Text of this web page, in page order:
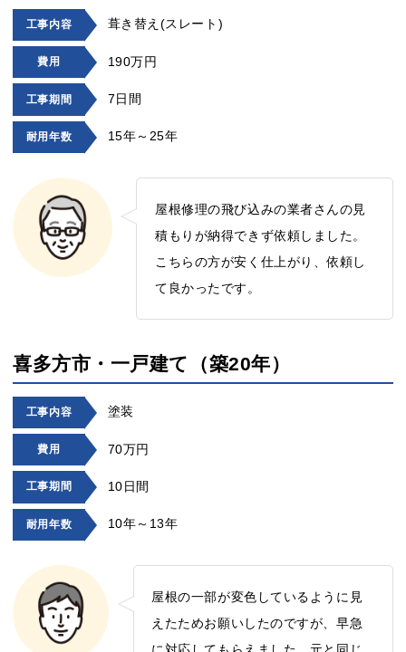
工事内容 葺き替え(スレート)
費用 190万円
工事期間 7日間
耐用年数 15年～25年
屋根修理の飛び込みの業者さんの見
積もりが納得できず依頼しました。
こちらの方が安く仕上がり、依頼し
て良かったです。
喜多方市・一戸建て（築20年）
工事内容 塗装
費用 70万円
工事期間 10日間
耐用年数 10年～13年
屋根の一部が変色しているように見
えたためお願いしたのですが、早急
に対応してもらえました。元と同じ